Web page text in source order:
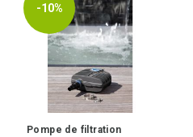
-10%
Pompe de filtration